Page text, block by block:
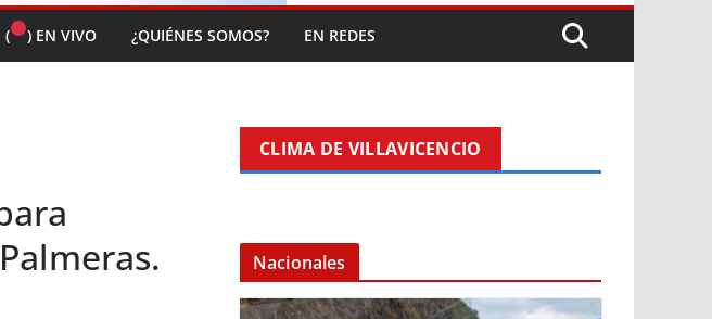
( ) EN VIVO ¿QUIÉNES SOMOS? EN REDES
CLIMA DE VILLAVICENCIO
Nacionales